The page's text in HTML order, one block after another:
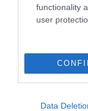
functionality
user
Data
ώστε η
προσβάσιμη σε
ESET ΑΙ